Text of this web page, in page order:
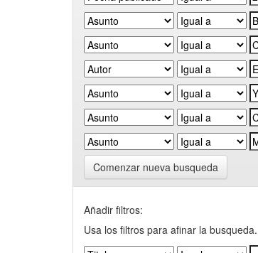
Comenzar nueva busqueda
Añadir filtros:
Usa los filtros para afinar la busqueda.